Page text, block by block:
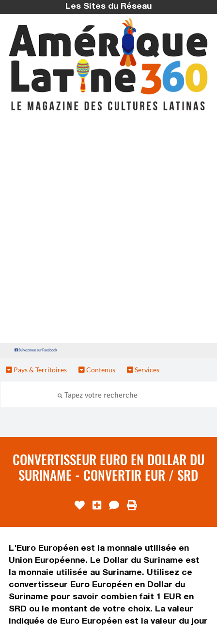
Les Sites du Réseau
Suivez nous sur Facebook
Pays & Territoires Contenus Services
CONVERTISSEUR EURO EN DOLLAR DU
SURINAME - CONVERTIR EUR / SRD
L'Euro Européen est la monnaie utilisée en
Union Européenne. Le Dollar du Suriname est
la monnaie utilisée au Suriname. Utilisez ce
convertisseur Euro Européen en Dollar du
Suriname pour savoir combien fait 1 EUR en
SRD ou le montant de votre choix. La valeur
indiquée de Euro Européen est la valeur du jour